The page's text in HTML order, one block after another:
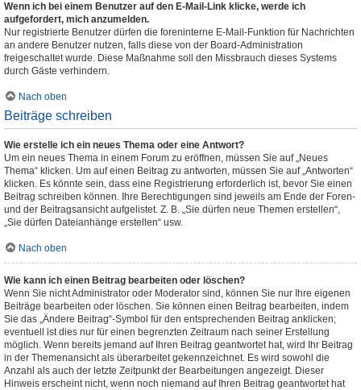
Wenn ich bei einem Benutzer auf den E-Mail-Link klicke, werde ich
aufgefordert, mich anzumelden.
Nur registrierte Benutzer dürfen die foreninterne E-Mail-Funktion für Nachrichten
an andere Benutzer nutzen, falls diese von der Board-Administration
freigeschaltet wurde. Diese Maßnahme soll den Missbrauch dieses Systems
durch Gäste verhindern.
Nach oben
Beiträge schreiben
Wie erstelle ich ein neues Thema oder eine Antwort?
Um ein neues Thema in einem Forum zu eröffnen, müssen Sie auf „Neues
Thema“ klicken. Um auf einen Beitrag zu antworten, müssen Sie auf „Antworten“
klicken. Es könnte sein, dass eine Registrierung erforderlich ist, bevor Sie einen
Beitrag schreiben können. Ihre Berechtigungen sind jeweils am Ende der Foren-
und der Beitragsansicht aufgelistet. Z. B. „Sie dürfen neue Themen erstellen“,
„Sie dürfen Dateianhänge erstellen“ usw.
Nach oben
Wie kann ich einen Beitrag bearbeiten oder löschen?
Wenn Sie nicht Administrator oder Moderator sind, können Sie nur Ihre eigenen
Beiträge bearbeiten oder löschen. Sie können einen Beitrag bearbeiten, indem
Sie das „Ändere Beitrag“-Symbol für den entsprechenden Beitrag anklicken;
eventuell ist dies nur für einen begrenzten Zeitraum nach seiner Erstellung
möglich. Wenn bereits jemand auf Ihren Beitrag geantwortet hat, wird Ihr Beitrag
in der Themenansicht als überarbeitet gekennzeichnet. Es wird sowohl die
Anzahl als auch der letzte Zeitpunkt der Bearbeitungen angezeigt. Dieser
Hinweis erscheint nicht, wenn noch niemand auf Ihren Beitrag geantwortet hat